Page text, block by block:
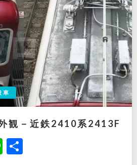
車
観－近鉄2410系2413F
Line